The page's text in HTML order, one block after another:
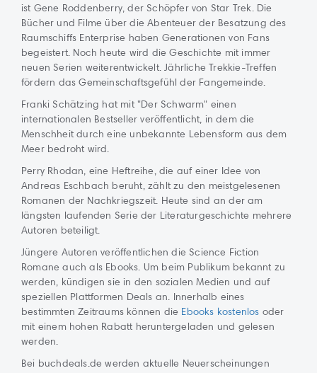
ist Gene Roddenberry, der Schöpfer von Star Trek. Die
Bücher und Filme über die Abenteuer der Besatzung des
Raumschiffs Enterprise haben Generationen von Fans
begeistert. Noch heute wird die Geschichte mit immer
neuen Serien weiterentwickelt. Jährliche Trekkie-Treffen
fördern das Gemeinschaftsgefühl der Fangemeinde.
Franki Schätzing hat mit "Der Schwarm" einen
internationalen Bestseller veröffentlicht, in dem die
Menschheit durch eine unbekannte Lebensform aus dem
Meer bedroht wird.
Perry Rhodan, eine Heftreihe, die auf einer Idee von
Andreas Eschbach beruht, zählt zu den meistgelesenen
Romanen der Nachkriegszeit. Heute sind an der am
längsten laufenden Serie der Literaturgeschichte mehrere
Autoren beteiligt.
Jüngere Autoren veröffentlichen die Science Fiction
Romane auch als Ebooks. Um beim Publikum bekannt zu
werden, kündigen sie in den sozialen Medien und auf
speziellen Plattformen Deals an. Innerhalb eines
bestimmten Zeitraums können die Ebooks kostenlos oder
mit einem hohen Rabatt heruntergeladen und gelesen
werden.
Bei buchdeals.de werden aktuelle Neuerscheinungen